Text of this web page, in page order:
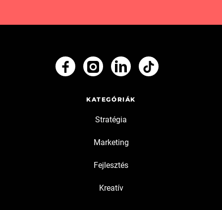
KATEGÓRIÁK
Stratégia
Marketing
Fejlesztés
Kreatív